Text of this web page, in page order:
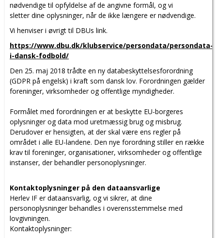
nødvendige til opfyldelse af de angivne formål, og vi
sletter dine oplysninger, når de ikke længere er nødvendige.
Vi henviser i øvrigt til DBUs link.
https://www.dbu.dk/klubservice/persondata/persondata-
i-dansk-fodbold/
Den 25. maj 2018 trådte en ny databeskyttelsesforordning
(GDPR på engelsk) i kraft som dansk lov. Forordningen gælder
foreninger, virksomheder og offentlige myndigheder.
Formålet med forordningen er at beskytte EU-borgeres
oplysninger og data mod uretmæssig brug og misbrug.
Derudover er hensigten, at der skal være ens regler på
området i alle EU-landene. Den nye forordning stiller en række
krav til foreninger, organisationer, virksomheder og offentlige
instanser, der behandler personoplysninger.
Kontaktoplysninger på den dataansvarlige
Herlev IF er dataansvarlig, og vi sikrer, at dine
personoplysninger behandles i overensstemmelse med
lovgivningen.
Kontaktoplysninger: